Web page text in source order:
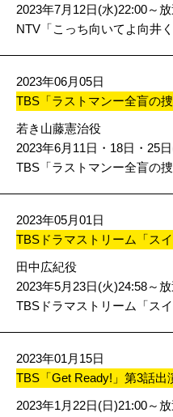
2023年7月12日(水)22:00～
NTV「こっち向いてよ向井
2023年06月05日
TBS「ラストマンー全盲の
若き山藤憲治役
2023年6月11日・18日・25
TBS「ラストマンー全盲の
2023年05月01日
TBSドラマストリーム「ス
田中広紀役
2023年5月23日(火)24:58～
TBSドラマストリーム「ス
2023年01月15日
TBS「Get Ready!」第3話出
2023年1月22日(日)21:00～